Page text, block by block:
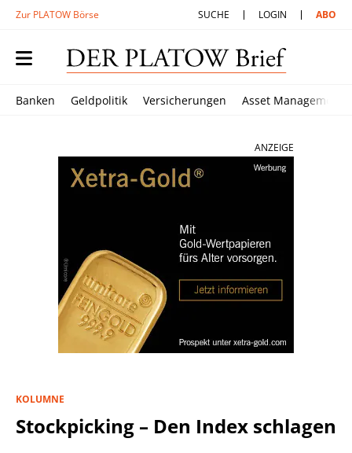
Zur PLATOW Börse SUCHE LOGIN ABO
Banken Geldpolitik Versicherungen Asset Management
ANZEIGE
KOLUMNE
Stockpicking – Den Index schlagen